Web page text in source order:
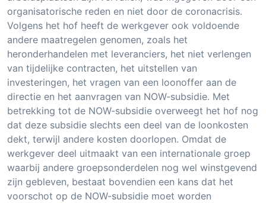
organisatorische reden en niet door de coronacrisis.
Volgens het hof heeft de werkgever ook voldoende
andere maatregelen genomen, zoals het
heronderhandelen met leveranciers, het niet verlengen
van tijdelijke contracten, het uitstellen van
investeringen, het vragen van een loonoffer aan de
directie en het aanvragen van NOW-subsidie. Met
betrekking tot de NOW-subsidie overweegt het hof nog
dat deze subsidie slechts een deel van de loonkosten
dekt, terwijl andere kosten doorlopen. Omdat de
werkgever deel uitmaakt van een internationale groep
waarbij andere groepsonderdelen nog wel winstgevend
zijn gebleven, bestaat bovendien een kans dat het
voorschot op de NOW-subsidie moet worden